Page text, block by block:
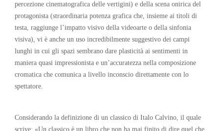
percezione cinematografica delle vertigini) e della scena onirica del
protagonista (straordinaria potenza grafica che, insieme ai titoli di
testa, raggiunge l’impatto visivo della videoarte o della sinfonia
visiva), vi è anche un uso incredibilmente suggestivo dei campi
lunghi in cui gli spazi sembrano dare plasticità ai sentimenti in
maniera quasi impressionista e un’accuratezza nella composizione
cromatica che comunica a livello inconscio direttamente con lo
spettatore.
Considerando la definizione di un classico di Italo Calvino, il quale
scrive: «Un classico è un libro che non ha mai finito di dire quel che